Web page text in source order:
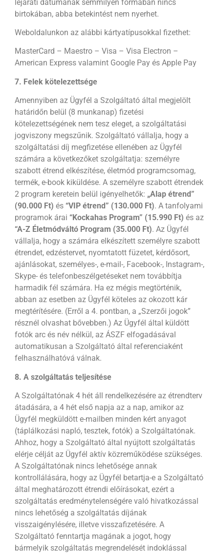
lejárati dátumának semmilyen formában nincs
birtokában, abba betekintést nem nyerhet.
Weboldalunkon az alábbi kártyatípusokkal fizethet:
MasterCard – Maestro – Visa – Visa Electron –
American Express valamint Google Pay és Apple Pay
7. Felek kötelezettsége
Amennyiben az Ügyfél a Szolgáltató által megjelölt
határidőn belül (8 munkanap) fizetési
kötelezettségének nem tesz eleget, a szolgáltatási
jogviszony megszűnik. Szolgáltató vállalja, hogy a
szolgáltatási díj megfizetése ellenében az Ügyfél
számára a következőket szolgáltatja: személyre
szabott étrend elkészítése, életmód programcsomag,
termék, e-book kiküldése. A személyre szabott étrendek
2 program keretein belül igényelhetők: „Alap étrend”
(90.000 Ft) és “VIP étrend” (130.000 Ft). A tanfolyami
programok árai “Kockahas Program” (15.990 Ft) és az
“A-Z Életmódváltó Program (35.000 Ft). Az Ügyfél
vállalja, hogy a számára elkészített személyre szabott
étrendet, edzéstervet, nyomtatott füzetet, kérdősort,
ajánlásokat, személyes-, e-mail-, Facebook-, Instagram-,
Skype- és telefonbeszélgetéseket nem továbbítja
harmadik fél számára. Ha ez mégis megtörténik,
abban az esetben az Ügyfél köteles az okozott kár
megtérítésére. (Erről a 4. pontban, a „Szerzői jogok”
résznél olvashat bővebben.) Az Ügyfél által küldött
fotók arc és név nélkül, az ÁSZF elfogadásával
automatikusan a Szolgáltató által referenciaként
felhasználhatóvá válnak.
8. A szolgáltatás teljesítése
A Szolgáltatónak 4 hét áll rendelkezésére az étrendterv
átadására, a 4 hét első napja az a nap, amikor az
Ügyfél megküldött e-mailben minden kért anyagot
(táplálkozási napló, tesztek, fotók) a Szolgáltatónak.
Ahhoz, hogy a Szolgáltató által nyújtott szolgáltatás
elérje célját az Ügyfél aktív közreműködése szükséges.
A Szolgáltatónak nincs lehetősége annak
kontrollálására, hogy az Ügyfél betartja-e a Szolgáltató
által meghatározott étrendi előírásokat, ezért a
szolgáltatás eredménytelenségére való hivatkozással
nincs lehetőség a szolgáltatás díjának
visszaigénylésére, illetve visszafizetésére. A
Szolgáltató fenntartja magának a jogot, hogy
bármelyik szolgáltatás megrendelését indoklással